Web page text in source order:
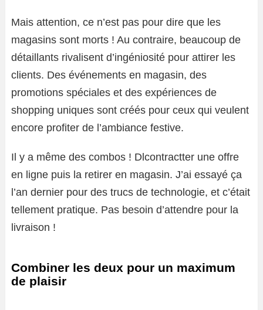
Mais attention, ce n’est pas pour dire que les
magasins sont morts ! Au contraire, beaucoup de
détaillants rivalisent d’ingéniosité pour attirer les
clients. Des événements en magasin, des
promotions spéciales et des expériences de
shopping uniques sont créés pour ceux qui veulent
encore profiter de l’ambiance festive.
Il y a même des combos ! Dlcontractter une offre
en ligne puis la retirer en magasin. J’ai essayé ça
l’an dernier pour des trucs de technologie, et c’était
tellement pratique. Pas besoin d’attendre pour la
livraison !
Combiner les deux pour un maximum
de plaisir